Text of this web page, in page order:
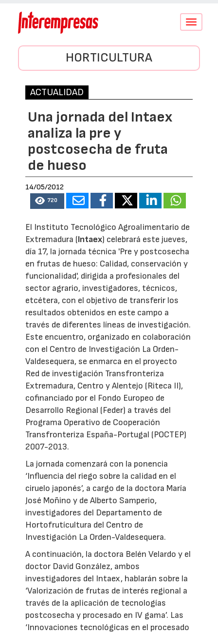
Conmutar
HORTICULTURA
ACTUALIDAD
Una jornada del Intaex
analiza la pre y
postcosecha de fruta
de hueso
14/05/2012
720
El Instituto Tecnológico Agroalimentario de
Extremadura (Intaex) celebrará este jueves,
día 17, la jornada técnica 'Pre y postcosecha
en frutas de hueso: Calidad, conservación y
funcionalidad', dirigida a profesionales del
sector agrario, investigadores, técnicos,
etcétera, con el objetivo de transferir los
resultados obtenidos en este campo a
través de diferentes líneas de investigación.
Este encuentro, organizado en colaboración
con el Centro de Investigación La Orden-
Valdesequera, se enmarca en el proyecto
Red de investigación Transfronteriza
Extremadura, Centro y Alentejo (Riteca II),
cofinanciado por el Fondo Europeo de
Desarrollo Regional (Feder) a través del
Programa Operativo de Cooperación
Transfronteriza España-Portugal (POCTEP)
2007-2013.
La jornada comenzará con la ponencia
‘Influencia del riego sobre la calidad en el
ciruelo japonés’, a cargo de la doctora María
José Moñino y de Alberto Samperio,
investigadores del Departamento de
Hortofrutícultura del Centro de
Investigación La Orden-Valdesequera.
A continuación, la doctora Belén Velardo y el
doctor David González, ambos
investigadores del Intaex, hablarán sobre la
‘Valorización de frutas de interés regional a
través de la aplicación de tecnologías
postcosecha y procesado en IV gama’. Las
‘Innovaciones tecnológicas en el procesado